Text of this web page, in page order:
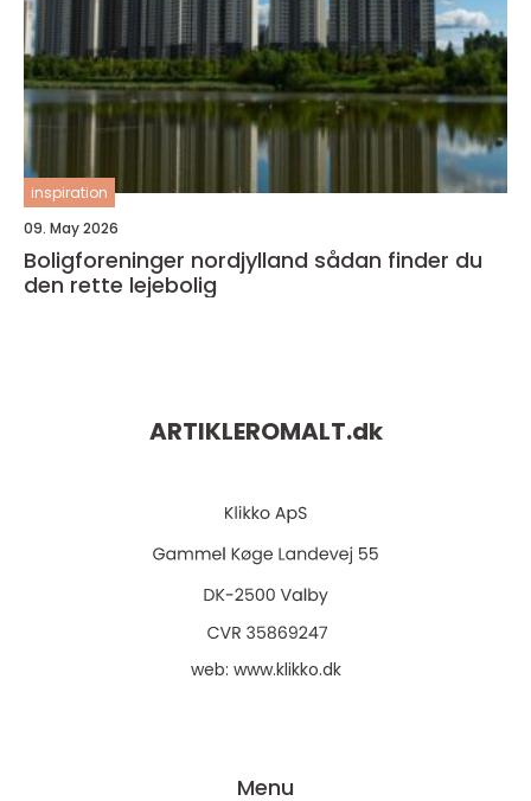
inspiration
09. May 2026
Boligforeninger nordjylland sådan finder du
den rette lejebolig
ARTIKLEROMALT.dk
web: www.klikko.dk
Menu